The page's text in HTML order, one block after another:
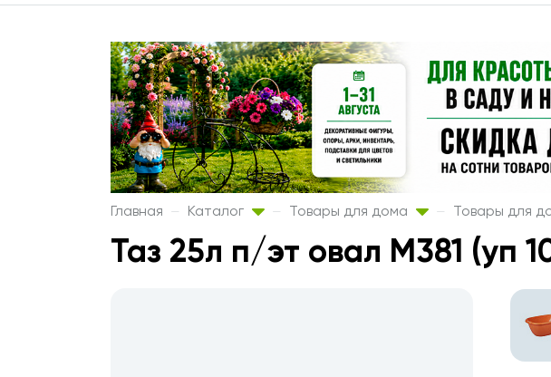
Главная Каталог Товары для дома Товары для
Таз 25л п/эт овал М381 (уп